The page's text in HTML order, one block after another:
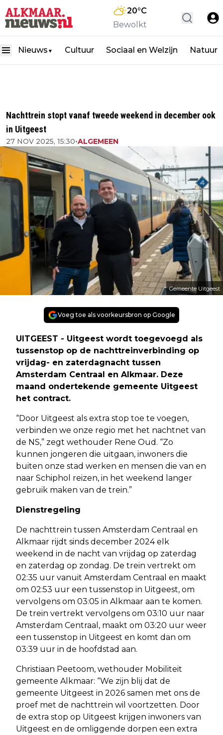
20°C
Bewolkt
Nieuws ▼ Cultuur Sociaal en Welzijn Natuur
Nachttrein stopt vanaf tweede weekend in december ook
in Uitgeest
27 NOV 2025, 15:30•ALGEMEEN
Gemeente Uitgeest
Voeg toe als voorkeursbron op Google
UITGEEST - Uitgeest wordt toegevoegd als
tussenstop op de nachttreinverbinding op
vrijdag- en zaterdagnacht tussen
Amsterdam Centraal en Alkmaar. Deze
maand ondertekende gemeente Uitgeest
het contract.
“Door Uitgeest als extra stop toe te voegen,
verbinden we onze regio met het nachtnet van
de NS,” zegt wethouder Rene Oud. “Zo
kunnen jongeren die uitgaan, inwoners die
buiten onze stad werken en mensen die van en
naar Schiphol reizen, in het weekend langer
gebruik maken van de trein.”
Dienstregeling
De nachttrein tussen Amsterdam Centraal en
Alkmaar rijdt sinds december 2024 elk
weekend in de nacht van vrijdag op zaterdag
en zaterdag op zondag. De trein vertrekt om
02:35 uur vanuit Amsterdam Centraal en maakt
om 02:53 uur een tussenstop in Uitgeest, om
vervolgens om 03:05 in Alkmaar aan te komen.
De trein vertrekt vervolgens om 03:10 uur naar
Amsterdam Centraal, maakt om 03:20 uur weer
een tussenstop in Uitgeest en komt dan om
03:39 uur in de hoofdstad aan.
Christiaan Peetoom, wethouder Mobiliteit
gemeente Alkmaar: “We zijn blij dat de
gemeente Uitgeest in 2026 samen met ons de
proef met de nachttrein wil voortzetten. Door
de extra stop op Uitgeest krijgen inwoners van
Uitgeest en de omliggende dorpen een extra